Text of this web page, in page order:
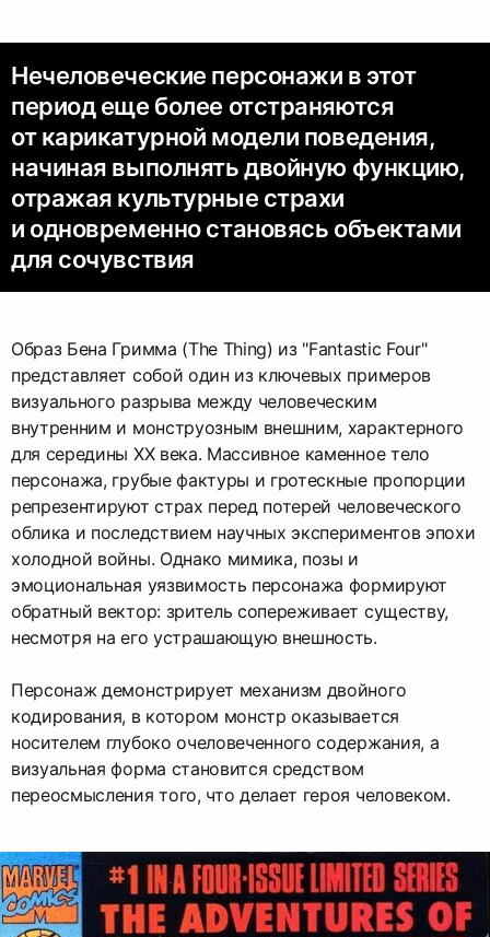
Нечеловеческие персонажи в этот
период еще более отстраняются
от карикатурной модели поведения,
начиная выполнять двойную функцию,
отражая культурные страхи
и одновременно становясь объектами
для сочувствия
Образ Бена Гримма (The Thing) из "Fantastic Four"
представляет собой один из ключевых примеров
визуального разрыва между человеческим
внутренним и монструозным внешним, характерного
для середины XX века. Массивное каменное тело
персонажа, грубые фактуры и гротескные пропорции
репрезентируют страх перед потерей человеческого
облика и последствием научных экспериментов эпохи
холодной войны. Однако мимика, позы и
эмоциональная уязвимость персонажа формируют
обратный вектор: зритель сопереживает существу,
несмотря на его устрашающую внешность.
Персонаж демонстрирует механизм двойного
кодирования, в котором монстр оказывается
носителем глубоко очеловеченного содержания, а
визуальная форма становится средством
переосмысления того, что делает героя человеком.